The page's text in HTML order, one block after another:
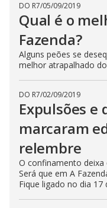
DO R7/05/09/2019
Qual é o
Fazenda?
Alguns peões se
melhor atrapalhado
DO R7/02/09/2019
Expulsões e
marcaram
relembre
O confinamento
Será que em A
Fique ligado no dia 17